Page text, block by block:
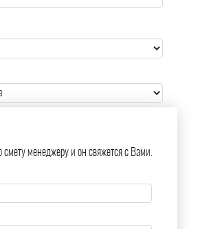
смету менеджеру и он свяжется с Вами.